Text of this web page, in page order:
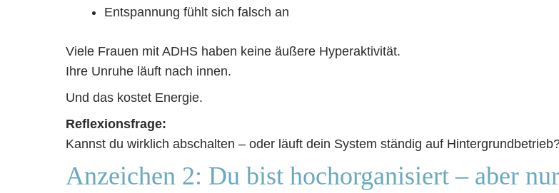
Entspannung fühlt sich falsch an
Viele Frauen mit ADHS haben keine äußere Hyperaktivität.
Ihre Unruhe läuft nach innen.
Und das kostet Energie.
Reflexionsfrage:
Kannst du wirklich abschalten – oder läuft dein System ständig auf
Anzeichen 2: Du bist hochorganisiert – aber